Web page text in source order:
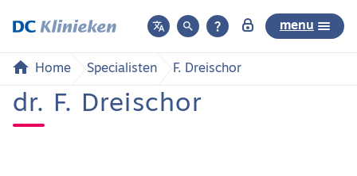
   menu
Home Specialisten F. Dreischor
dr. F. Dreischor